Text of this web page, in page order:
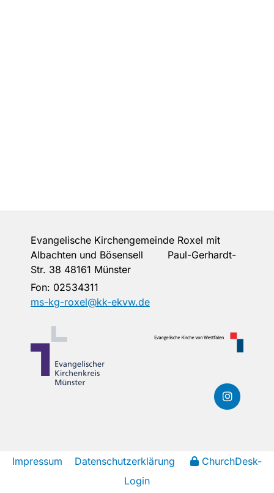
Evangelische Kirchengemeinde Roxel mit
Albachten und Bösensell Paul-Gerhardt-
Str. 38 48161 Münster
Fon: 02534311
ms-kg-roxel@kk-ekvw.de
Impressum Datenschutzerklärung
ChurchDesk-
Login